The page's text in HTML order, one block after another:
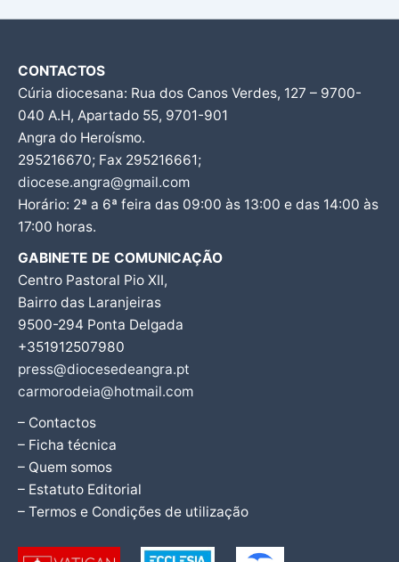
CONTACTOS
Cúria diocesana: Rua dos Canos Verdes, 127 – 9700-
040 A.H, Apartado 55, 9701-901
Angra do Heroísmo.
295216670; Fax 295216661;
diocese.angra@gmail.com
Horário: 2ª a 6ª feira das 09:00 às 13:00 e das 14:00 às
17:00 horas.
GABINETE DE COMUNICAÇÃO
Centro Pastoral Pio XII,
Bairro das Laranjeiras
9500-294 Ponta Delgada
+351912507980
press@diocesedeangra.pt
carmorodeia@hotmail.com
– Contactos
– Ficha técnica
– Quem somos
– Estatuto Editorial
– Termos e Condições de utilização